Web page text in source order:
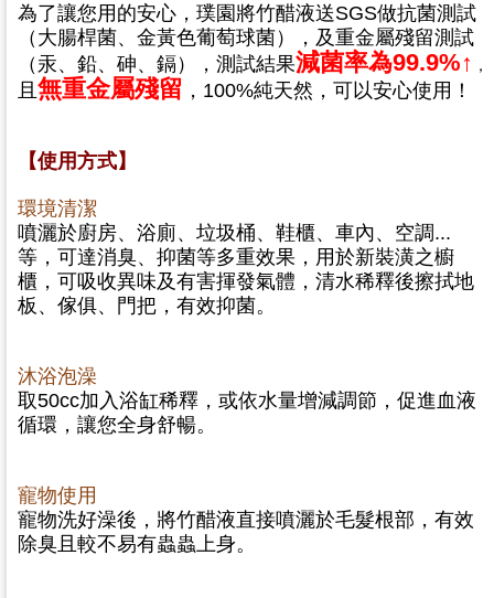
為了讓您用的安心，璞園將竹醋液送SGS做抗菌測試
（大腸桿菌、金黃色葡萄球菌）
，及重金屬殘留測試
（汞、鉛、砷、鎘）
，測試結果減菌率為99.9%↑ ，
且 無重金屬殘留 ，100%純天然 ，可以安心使用！
【使用方式】
環境清潔
噴灑於廚房、浴廁、垃圾桶、鞋櫃、車內、空調...
等，可達消臭、抑菌等多重效果，用於新裝潢之櫥
櫃，可吸收異味及有害揮發氣體，清水稀釋後擦拭地
板、傢俱、門把，有效抑菌。
沐浴泡澡
取50cc加入浴缸稀釋，或依水量增減調節，促進血液
循環，讓您全身舒暢。
寵物使用
寵物洗好澡後，將竹醋液直接噴灑於毛髮根部，有效
除臭且較不易有蟲蟲上身。